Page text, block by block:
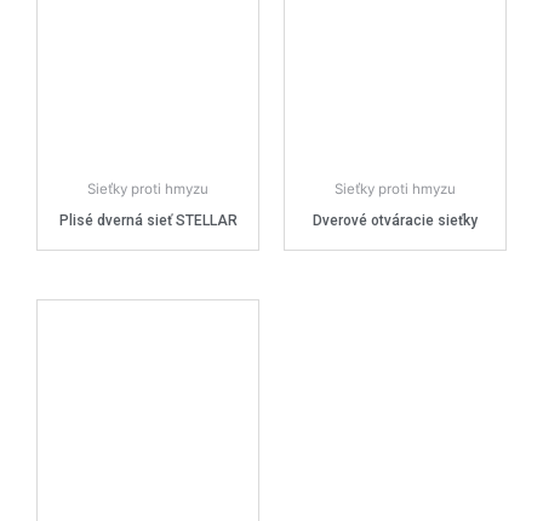
Sieťky proti hmyzu
Plisé dverná sieť STELLAR
Sieťky proti hmyzu
Dverové otváracie sieťky